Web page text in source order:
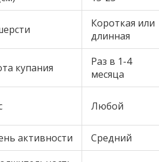
Короткая или
длинная
купания
Раз в 1-4
месяца
Любой
активности Средний